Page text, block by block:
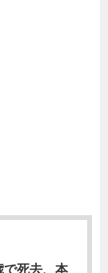
で死去、本